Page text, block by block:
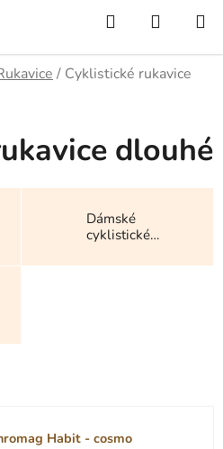
Hledat
KOŠÍK
/ Cyklistické rukavice
dlouhé
Dámské
cyklistické
Habit - cosmo